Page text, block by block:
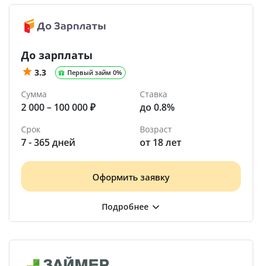
До зарплаты
3.3 Первый займ 0%
Сумма
2 000 – 100 000 ₽
Ставка
до 0.8%
Срок
7 - 365 дней
Возраст
от 18 лет
Оформить заявку